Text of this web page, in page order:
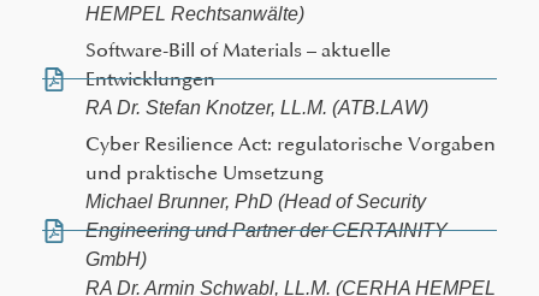
HEMPEL Rechtsanwälte)
Software-Bill of Materials – aktuelle
Entwicklungen
RA Dr. Stefan Knotzer, LL.M. (ATB.LAW)
Cyber Resilience Act: regulatorische Vorgaben
und praktische Umsetzung
Michael Brunner, PhD (Head of Security
Engineering und Partner der CERTAINITY
GmbH)
RA Dr. Armin Schwabl, LL.M. (CERHA HEMPEL